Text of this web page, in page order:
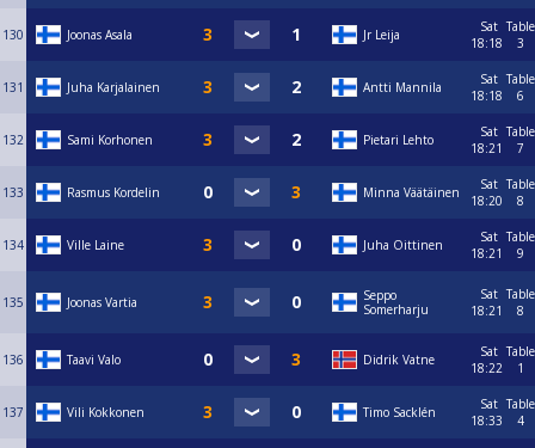
130 Joonas Asala Jr Leija
Sat
18:18
Table
3
131 Juha Karjalainen Antti Mannila
Sat
18:18
Table
6
132 Sami Korhonen Pietari Lehto
Sat
18:21
Table
7
133 Rasmus Kordelin Minna Väätäinen
Sat
18:20
Table
8
134 Ville Laine Juha Oittinen
Sat
18:21
Table
9
135 Joonas Vartia
Seppo
Somerharju
Sat
18:21
Table
8
136 Taavi Valo Didrik Vatne
Sat
18:22
Table
1
137 Vili Kokkonen Timo Sacklén
Sat
18:33
Table
4